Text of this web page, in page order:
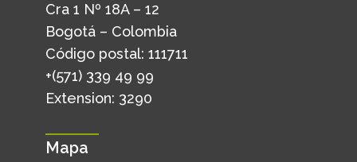
Cra 1 Nº 18A – 12
Bogotá – Colombia
Código postal: 111711
+(571) 339 49 99
Extension: 3290
Mapa